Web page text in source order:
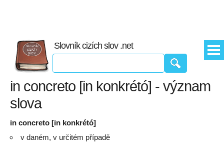
Slovník cizích slov .net
in concreto [in konkrétó] - význam
slova
in concreto [in konkrétó]
v daném, v určitém případě